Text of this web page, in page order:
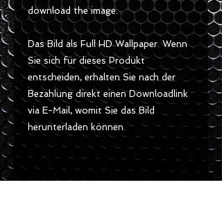
download the image.
Das Bild als Full HD Wallpaper. Wenn
Sie sich für dieses Produkt
entscheiden, erhalten Sie nach der
Bezahlung direkt einen Downloadlink
via E-Mail, womit Sie das Bild
herunterladen können.